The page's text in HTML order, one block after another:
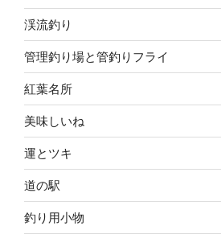
渓流釣り
管理釣り場と管釣りフライ
紅葉名所
美味しいね
運とツキ
道の駅
釣り用小物